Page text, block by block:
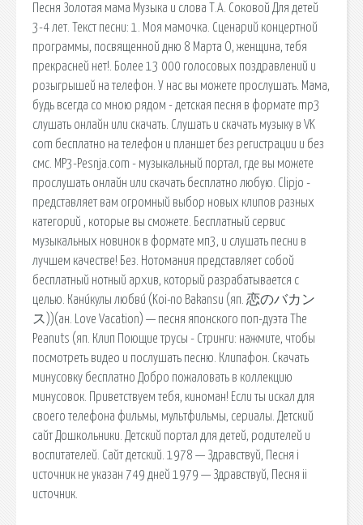
Песня Золотая мама Музыка и слова Т.А. Соковой Для детей
3-4 лет. Текст песни: 1. Моя мамочка. Сценарий концертной
программы, посвященной дню 8 Марта О, женщина, тебя
прекрасней нет!. Более 13 000 голосовых поздравлений и
розыгрышей на телефон. У нас вы можете прослушать. Мама,
будь всегда со мною рядом - детская песня в формате mp3
слушать онлайн или скачать. Слушать и скачать музыку в VK
com бесплатно на телефон и планшет без регистрации и без
смс. MP3-Pesnja.com - музыкальный портал, где вы можете
прослушать онлайн или скачать бесплатно любую. Clipjo -
представляет вам огромный выбор новых клипов разных
категорий , которые вы сможете. Бесплатный сервис
музыкальных новинок в формате мп3, и слушать песни в
лучшем качестве! Без. Нотомания представляет собой
бесплатный нотный архив, который разрабатывается с
целью. Кани́кулы любви́ (Koi-no Bakansu (яп. 恋のバカン
ス))(ан. Love Vacation) — песня японского поп-дуэта The
Peanuts (яп. Клип Поющие трусы - Стринги: нажмите, чтобы
посмотреть видео и послушать песню. Клипафон. Скачать
минусовку бесплатно Добро пожаловать в коллекцию
минусовок. Приветствуем тебя, киноман! Если ты искал для
своего телефона фильмы, мультфильмы, сериалы. Детский
сайт Дошкольники. Детский портал для детей, родителей и
воспитателей. Сайт детский. 1978 — Здравствуй, Песня i
источник не указан 749 дней 1979 — Здравствуй, Песня ii
источник.